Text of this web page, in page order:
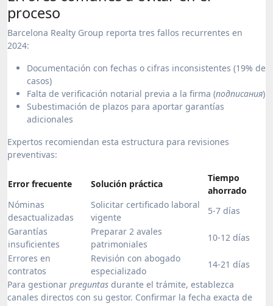
proceso
Barcelona Realty Group reporta tres fallos recurrentes en
2024:
Documentación con fechas o cifras inconsistentes (19% de
casos)
Falta de verificación notarial previa a la firma (подписания)
Subestimación de plazos para aportar garantías
adicionales
Expertos recomiendan esta estructura para revisiones
preventivas:
Error frecuente Solución práctica
Tiempo
ahorrado
Nóminas
desactualizadas
Solicitar certificado laboral
vigente
5-7 días
Garantías
insuficientes
Preparar 2 avales
patrimoniales
10-12 días
Errores en
contratos
Revisión con abogado
especializado
14-21 días
Para gestionar preguntas durante el trámite, establezca
canales directos con su gestor. Confirmar la fecha exacta de